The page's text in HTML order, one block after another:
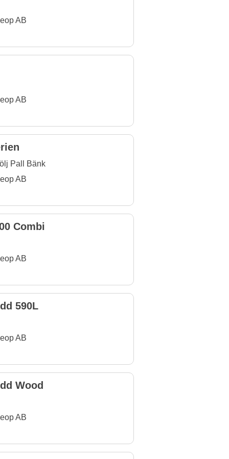
AB
AB
Pall Bänk
AB
Combi
AB
590L
AB
Wood
AB